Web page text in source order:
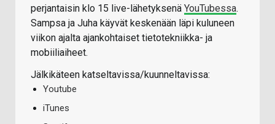
perjantaisin klo 15 live-lähetyksenä YouTubessa.
Sampsa ja Juha käyvät keskenään läpi kuluneen
viikon ajalta ajankohtaiset tietotekniikka- ja
mobiiliaiheet.
Jälkikäteen katseltavissa/kuunneltavissa:
Youtube
iTunes